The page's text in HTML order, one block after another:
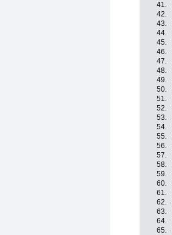
41.
42.
43.
44.
45.
46.
47.
48.
49.
50.
51.
52.
53.
54.
55.
56.
57.
58.
59.
60.
61.
62.
63.
64.
65.